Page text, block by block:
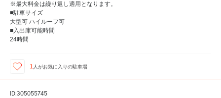
※最大料金は繰り返し適用となります。
■駐車サイズ
大型可 ハイルーフ可
■入出庫可能時間
24時間
1 人がお気に入りの駐車場
ID:305055745